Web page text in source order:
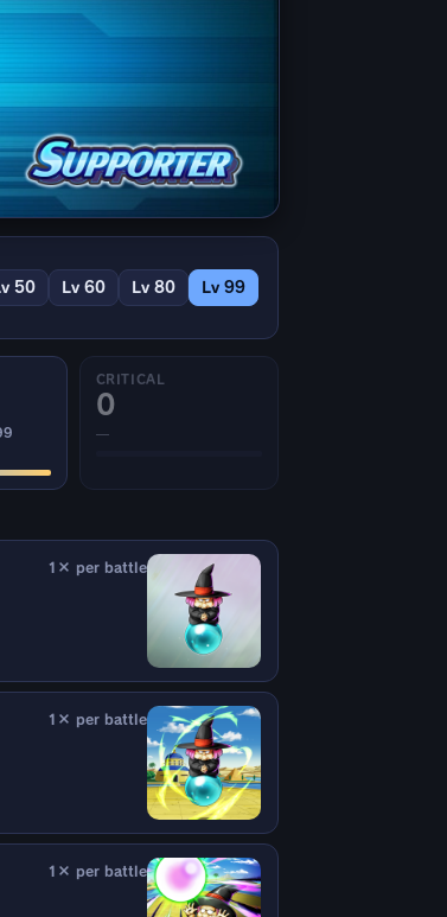
Lv 50 Lv 60 Lv 80 Lv 99
CRITICAL
0
—
1× per battle
1× per battle
1× per battle